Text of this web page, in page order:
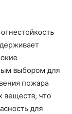
выбором для
пожара
веществ, что
для